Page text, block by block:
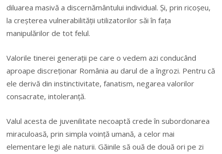
diluarea masivă a discernământului individual. Și, prin ricoșeu,
la creșterea vulnerabilității utilizatorilor săi în fața
manipulărilor de tot felul.
Valorile tinerei generații pe care o vedem azi conducând
aproape discreționar România au darul de a îngrozi. Pentru că
ele derivă din instinctivitate, fanatism, negarea valorilor
consacrate, intoleranță.
Valul acesta de juvenilitate necoaptă crede în subordonarea
miraculoasă, prin simpla voință umană, a celor mai
elementare legi ale naturii. Găinile să ouă de două ori pe zi